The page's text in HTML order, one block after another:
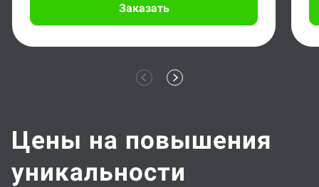
Заказать
Цены на повышения
уникальности